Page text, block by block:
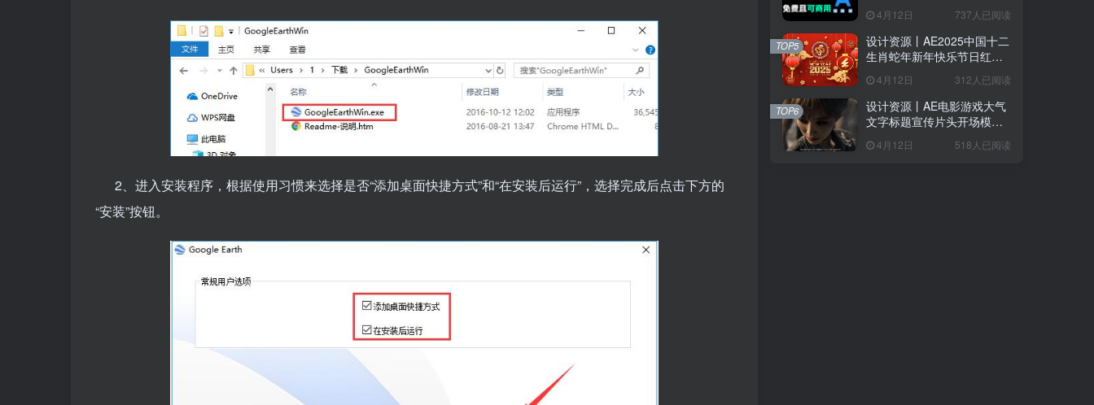
2、进入安装程序，根据使用习惯来选择是否“添加桌面快捷方式”和“在安装后运行”，选择完成后点击下方的
“安装”按钮。
使用4月12日 737人已阅读
设计资源丨AE2025中国十二
生肖蛇年新年快乐节日红色
4月12日 312人已阅读
TOP5
设计资源丨AE电影游戏大气
文字标题宣传片头开场模版
4月12日 518人已阅读
TOP6
隐私声明